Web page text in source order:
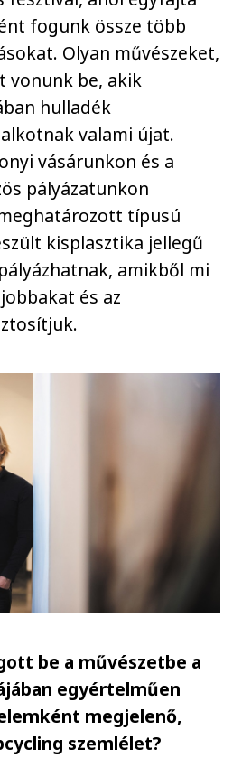
fogunk össze több
Olyan művészeket,
vonunk be, akik
hulladék
valami újat.
vásárunkon és a
pályázatunkon
típusú
kisplasztika jellegű
amikből mi
és az
be a művészetbe a
egyértelműen
megjelenő,
szemlélet?